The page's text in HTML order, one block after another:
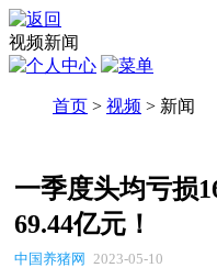
视频新闻
首页 > 视频 > 新闻
一季度头均亏损
69.44亿元！
中国养猪网 2023-05-10